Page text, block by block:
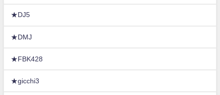
★DJ5
★DMJ
★FBK428
★gicchi3